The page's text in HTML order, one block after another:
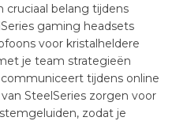
cruciaal belang tijdens
gaming headsets
voor kristalheldere
je team strategieën
tijdens online
SteelSeries zorgen voor
zodat je